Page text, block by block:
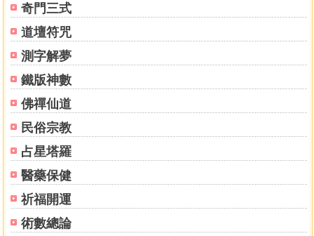
奇門三式
道壇符咒
測字解夢
鐵版神數
佛禪仙道
民俗宗教
占星塔羅
醫藥保健
祈福開運
術數總論
心，用迴遮法祈請諸佛菩薩，不可思議的無敵力量就能幫助
你扭轉災難。本書教導四種殊勝迴遮法，可以幫助你從任何
可能的恐懼中救拔出來，偶發的違緣與障礙皆能去除。
■一部絕對可行的實修教法，見者微笑！
本系列沒有引用佛陀所講的經教與密續，沒有引經據
典，但是書的內容與經典密續裡的詞句意義完全一致，因為
這是恰美仁波切斷證功德的真實展現。
書中也沒有談到空性的智慧這種難以理解的詞句，但是
書中對實修空性與教法是無誤的，完全沒有差池，因為這是
恰美仁波切實修覺受的真實顯現，這條道路他親自走過，沒
有墮入錯誤的危險。
書中也沒有華麗的詞句、詩歌、聲韻、修辭等學問，但
是讀到此書的人，對他的內心一定會有幫助，因為恰美仁波
切就是按照書中所講述的方式實修而產生功德。